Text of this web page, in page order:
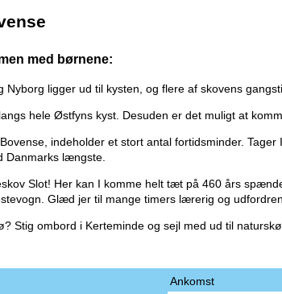
med børnene:
ligger ud til kysten, og flere af skovens
hele Østfyns kyst. Desuden er det muligt at
indeholder et stort antal fortidsminder.
Danmarks længste.
Slot! Her kan I komme helt tæt på 460 års
Glæd jer til mange timers lærerig og
Stig ombord i Kerteminde og sejl med ud til
Ankomst